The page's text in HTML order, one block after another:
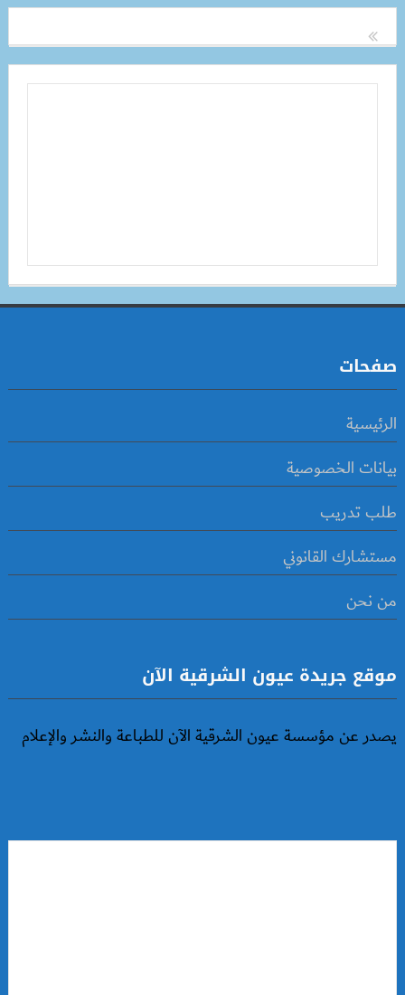
صفحات
الرئيسية
بيانات الخصوصية
طلب تدريب
مستشارك القانوني
من نحن
موقع جريدة عيون الشرقية الآن
يصدر عن مؤسسة عيون الشرقية الآن للطباعة والنشر والإعلام